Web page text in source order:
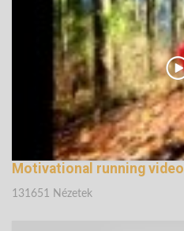
Motivational running video
131651 Nézetek